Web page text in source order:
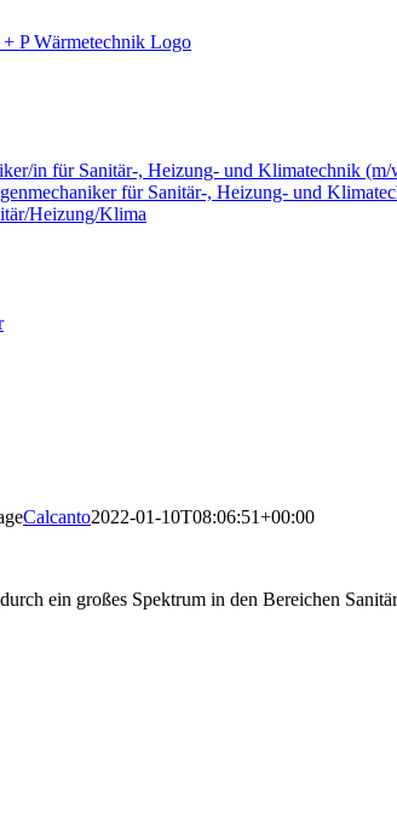
in für Sanitär-, Heizung- und Klimatechnik (m/
für Sanitär-, Heizung- und
Heizung/Klima
Calcanto2022-01-10T08:06:51+00:00
ein großes Spektrum in den Bereichen